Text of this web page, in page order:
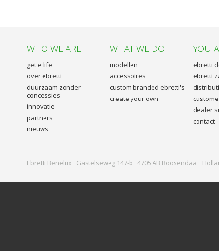
WHO WE ARE
get e life
over ebretti
duurzaam zonder
concessies
innovatie
partners
nieuws
WHAT WE DO
modellen
accessoires
custom branded ebretti's
create your own
YOU
ebretti
ebretti
dealer
contact
Ebretti Benelux Gastelseweg 147-b 4705 AB Roosendaal